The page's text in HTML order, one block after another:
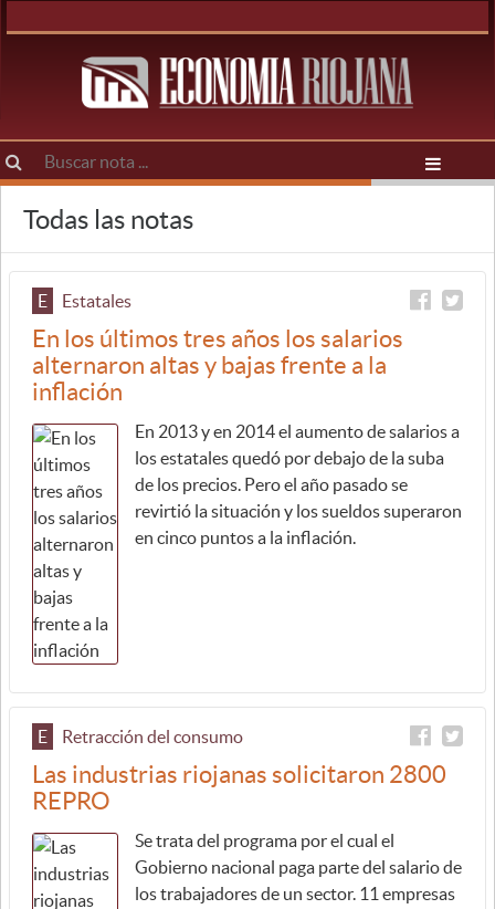
Todas las notas
E Estatales
En los últimos tres años los salarios
alternaron altas y bajas frente a la
inflación
En 2013 y en 2014 el aumento de salarios a
los estatales quedó por debajo de la suba
de los precios. Pero el año pasado se
revirtió la situación y los sueldos superaron
en cinco puntos a la inflación.
E Retracción del consumo
Las industrias riojanas solicitaron 2800
REPRO
Se trata del programa por el cual el
Gobierno nacional paga parte del salario de
los trabajadores de un sector. 11 empresas